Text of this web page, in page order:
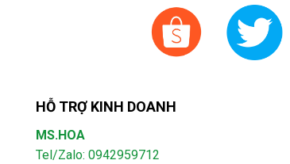
HỖ TRỢ KINH DOANH
MS.HOA
Tel/Zalo: 0942959712